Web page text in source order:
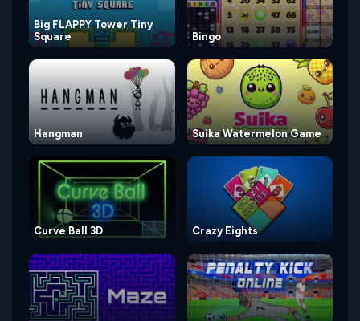
Big FLAPPY Tower Tiny
Square
Bingo
Hangman Suika Watermelon Game
Curve Ball 3D Crazy Eights